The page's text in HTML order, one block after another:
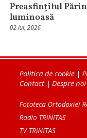
Preasfințitul
luminoasă
02 Iul, 2026
Politica de cookie |
Contact| Despre noi
Fototeca Ortodoxiei
Radio TRINITAS
TV TRINITAS